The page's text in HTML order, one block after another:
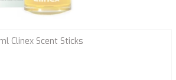
Clinex Scent Sticks